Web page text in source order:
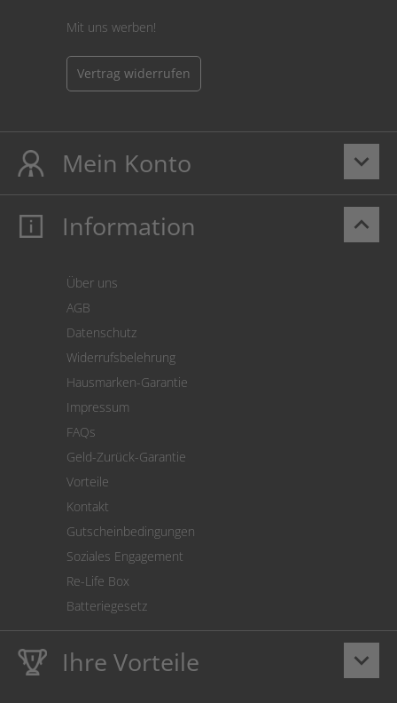
Mit uns werben!
Vertrag widerrufen
keyboard_arrow_down
Mein Konto
Mein Konto
Cookie Einstellungen
keyboard_arrow_up
Information
Über uns
AGB
Datenschutz
Widerrufsbelehrung
Hausmarken-Garantie
Impressum
FAQs
Geld-Zurück-Garantie
Vorteile
Kontakt
Gutscheinbedingungen
Soziales Engagement
Re-Life Box
Batteriegesetz
keyboard_arrow_down
Ihre Vorteile